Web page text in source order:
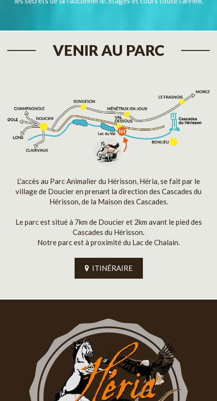
VENIR AU PARC
L'accès au Parc Animalier du Hérisson, Héria, se fait par le
village de Doucier en prenant la direction des Cascades du
Hérisson, de la Maison des Cascades.
Le parc est situé à 7km de Doucier et 2km avant le pied des
Cascades du Hérisson.
Notre parc est à proximité du Lac de Chalain.
ITINÉRAIRE